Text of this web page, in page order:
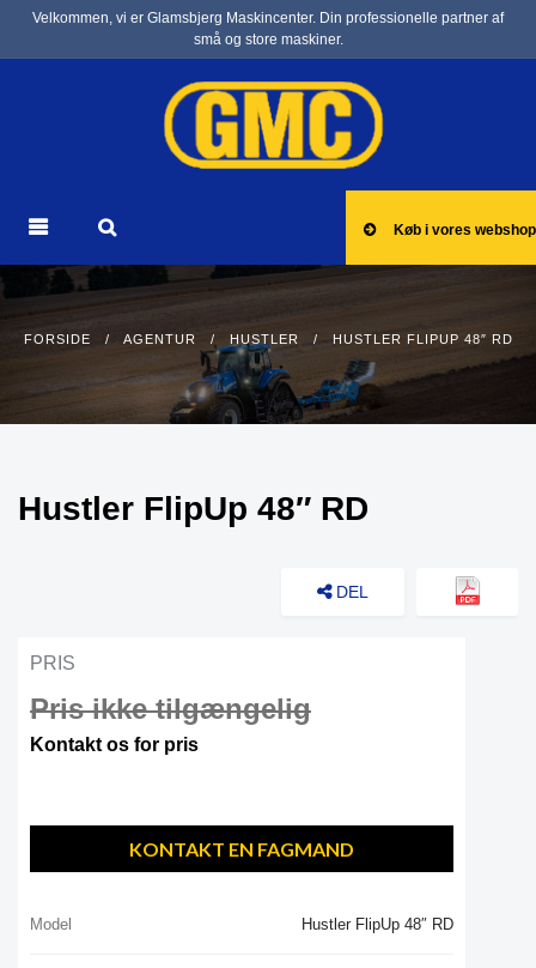
Velkommen, vi er Glamsbjerg Maskincenter. Din professionelle partner af
små og store maskiner.
Køb i vores webshop
FORSIDE / AGENTUR / HUSTLER / HUSTLER FLIPUP 48″ RD
Hustler FlipUp 48″ RD
DEL
PRIS
Pris ikke tilgængelig
Kontakt os for pris
KONTAKT EN FAGMAND
Model Hustler FlipUp 48″ RD